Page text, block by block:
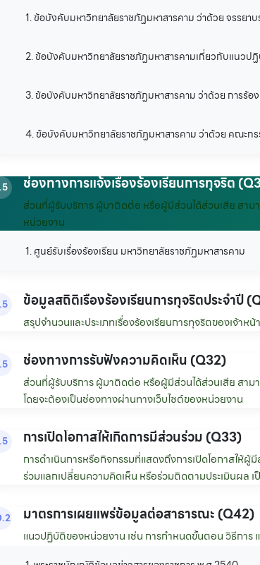
1. ข้อบังคับมหาวิทยาลัยราชภัฏมหาสารคาม ว่าด้วย จรรย
2. ข้อบังคับมหาวิทยาลัยราชภัฏมหาสารคามเกี่ยวกับแนวป
3. ข้อบังคับมหาวิทยาลัยราชภัฏมหาสารคาม ว่าด้วย การร้อ
4. ข้อบังคับมหาวิทยาลัยราชภัฏมหาสารคาม ว่าด้วย คณะก
ช่องทางการแจ้งเรื่องร้องเรียนการทุจริต
ส่วนที่ผู้รับบริการ ผู้มาติดต่อ หรือผู้มีส่วนได้ส่วนเสีย สาม
หน่วยงาน
1. ศูนย์รับเรื่องร้องเรียน มหาวิทยาลัยราชภัฏมหาสารคาม
ข้อมูลสถิติเรื่องร้องเรียนการทุจริตประจำปี
สรุปจำนวนและประเภทเรื่องร้องเรียนการทุจริตของเจ้
ช่องทางการรับฟังความคิดเห็น (Q32)
ส่วนที่ผู้รับบริการ ผู้มาติดต่อ หรือผู้มีส่วนได้ส่วนเสีย สาม
โดยจะต้องเป็นช่องทางผ่านทางเว็บไซต์ของหน่วยงาน
การเปิดโอกาสให้เกิดการมีส่วนร่วม (Q33)
การดำเนินการหรือกิจกรรมที่แสดงถึงการเปิดโอกาสให้
ร่วมแลกเปลี่ยนความคิดเห็น หรือร่วมติดตามประเมินผล
มาตรการเผยแพร่ข้อมูลต่อสาธารณะ (Q42)
แนวปฏิบัติของหน่วยงาน เช่น การกำหนดขั้นตอน วิธีการ